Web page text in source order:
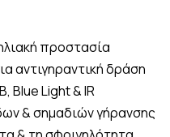
προστασία
αντιγηραντική δράση
Blue Light & IR
& σημαδιών γήρανσης